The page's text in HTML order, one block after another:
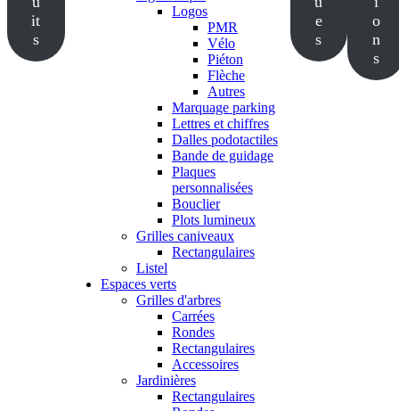
it
s
Logos
PMR
Vélo
Piéton
Flèche
Autres
Marquage parking
Lettres et chiffres
Dalles podotactiles
Bande de guidage
Plaques
personnalisées
Bouclier
Plots lumineux
Grilles caniveaux
Rectangulaires
Listel
Espaces verts
Grilles d'arbres
Carrées
Rondes
Rectangulaires
Accessoires
Jardinières
Rectangulaires
e
s
o
n
s